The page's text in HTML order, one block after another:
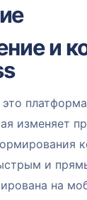
и
изменяет
и
на